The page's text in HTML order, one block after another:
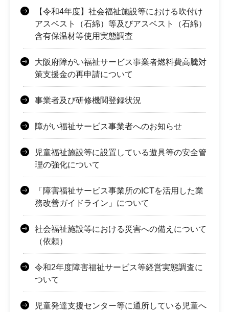
【令和4年度】社会福祉施設等における吹付け
アスベスト（石綿）等及びアスベスト（石綿）
含有保温材等使用実態調査
大阪府障がい福祉サービス事業者燃料費高騰対
策支援金の再申請について
事業者及び研修機関登録状況
障がい福祉サービス事業者へのお知らせ
児童福祉施設等に設置している遊具等の安全管
理の強化について
「障害福祉サービス事業所のICTを活用した業
務改善ガイドライン」について
社会福祉施設等における災害への備えについて
（依頼）
令和2年度障害福祉サービス等経営実態調査に
ついて
児童発達支援センター等に通所している児童へ